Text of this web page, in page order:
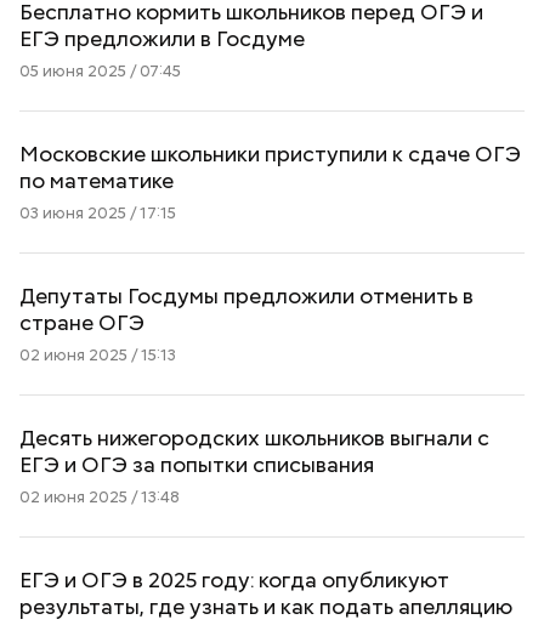
Бесплатно кормить школьников перед ОГЭ и
ЕГЭ предложили в Госдуме
05 июня 2025 / 07:45
Московские школьники приступили к сдаче ОГЭ
по математике
03 июня 2025 / 17:15
Депутаты Госдумы предложили отменить в
стране ОГЭ
02 июня 2025 / 15:13
Десять нижегородских школьников выгнали с
ЕГЭ и ОГЭ за попытки списывания
02 июня 2025 / 13:48
ЕГЭ и ОГЭ в 2025 году: когда опубликуют
результаты, где узнать и как подать апелляцию